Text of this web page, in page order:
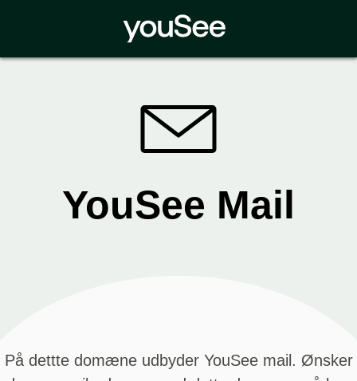
YouSee Mail
På dettte domæne udbyder YouSee mail. Ønsker